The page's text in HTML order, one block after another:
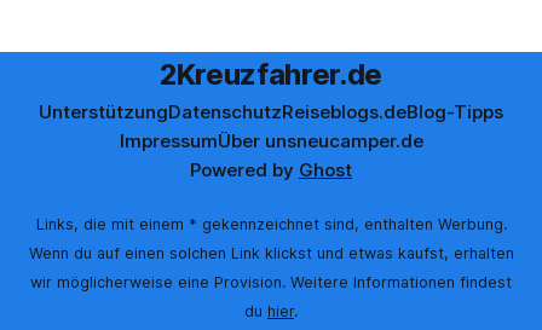
2Kreuzfahrer.de
UnterstützungDatenschutzReiseblogs.deBlog-Tipps
ImpressumÜber unsneucamper.de
Powered by Ghost
Links, die mit einem * gekennzeichnet sind, enthalten Werbung.
Wenn du auf einen solchen Link klickst und etwas kaufst, erhalten
wir möglicherweise eine Provision. Weitere Informationen findest
du hier.